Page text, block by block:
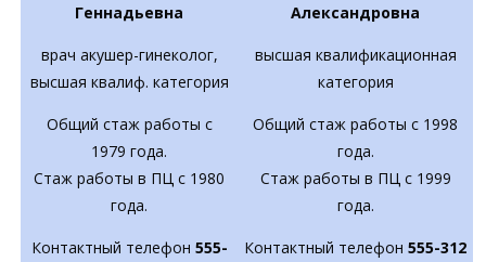
Геннадьевна
врач акушер-гинеколог,
высшая квалиф. категория
Общий стаж работы с
1979 года.
Стаж работы в ПЦ с 1980
года.
Контактный телефон 555-
Александровна
высшая квалификационная
категория
Общий стаж работы с 1998
года.
Стаж работы в ПЦ с 1999
года.
Контактный телефон555-312